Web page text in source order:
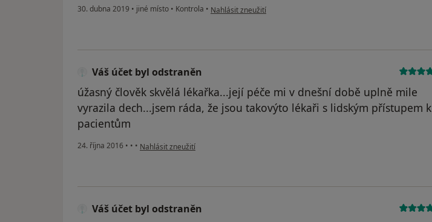
30. dubna 2019 • jiné místo • Kontrola • podle názoru uživatele Váš účet byl odstraněn
Nahlásit zneužití
Váš účet byl odstraněn
úžasný člověk skvělá lékařka...její péče mi v dnešní době uplně mile
vyrazila dech...jsem ráda, že jsou takovýto lékaři s lidským přístupem k
pacientům
24. října 2016 • • • podle názoru uživatele Váš účet byl odstraněn
Nahlásit zneužití
Váš účet byl odstraněn